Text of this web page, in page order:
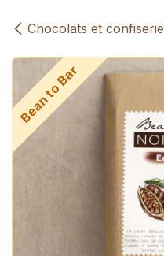
Chocolats et confiserie
Bean to Bar